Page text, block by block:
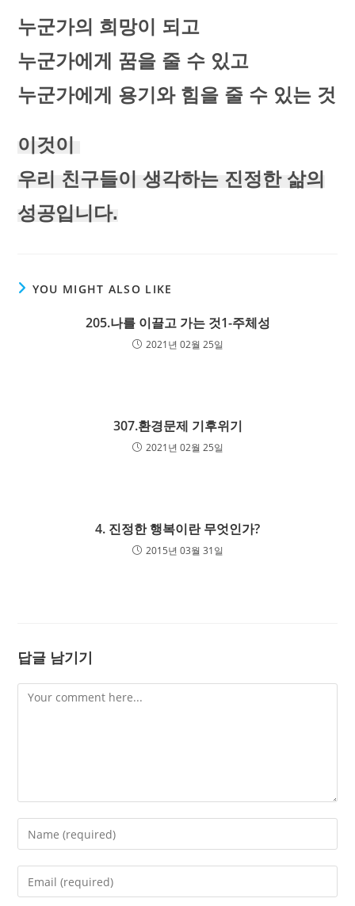
누군가의 희망이 되고
누군가에게 꿈을 줄 수 있고
누군가에게 용기와 힘을 줄 수 있는 것
이것이
우리 친구들이 생각하는 진정한 삶의
성공입니다.
YOU MIGHT ALSO LIKE
205.나를 이끌고 가는 것1-주체성
2021년 02월 25일
307.환경문제 기후위기
2021년 02월 25일
4. 진정한 행복이란 무엇인가?
2015년 03월 31일
답글 남기기
Comment
Enter
your
name
Enter
your